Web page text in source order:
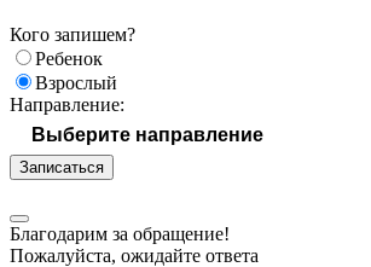
Кого запишем?
Ребенок
Взрослый
Направление:
Записаться
Благодарим за обращение!
Пожалуйста, ожидайте ответа